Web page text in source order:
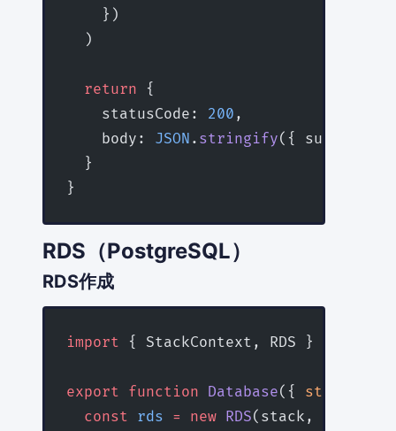
    })
  )
  return
{
    statusCode:
200 ,
    body:
JSON . stringify({ success:
  }
}
RDS（PostgreSQL）
RDS作成
import { StackContext, RDS }
export function Database({ stack
  const
rds = new RDS(stack,